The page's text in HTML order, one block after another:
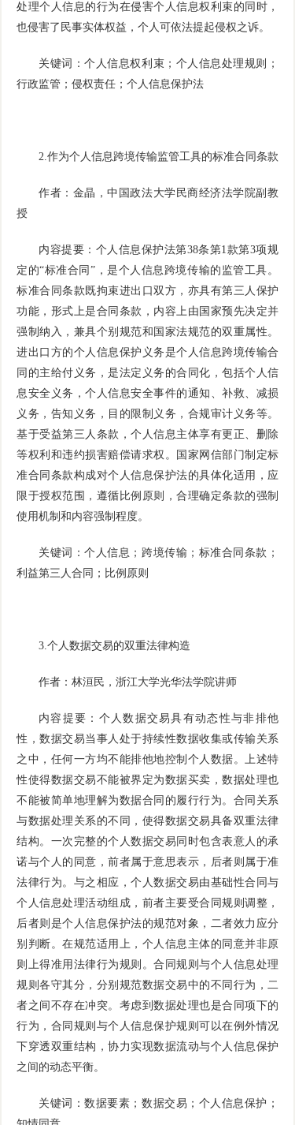
处理个人信息的行为在侵害个人信息权利束的同时，
也侵害了民事实体权益，个人可依法提起侵权之诉。
关键词：个人信息权利束；个人信息处理规则；
行政监管；侵权责任；个人信息保护法
2.作为个人信息跨境传输监管工具的标准合同条款
作者：金晶，中国政法大学民商经济法学院副教
授
内容提要：个人信息保护法第38条第1款第3项规
定的“标准合同”，是个人信息跨境传输的监管工具。
标准合同条款既拘束进出口双方，亦具有第三人保护
功能，形式上是合同条款，内容上由国家预先决定并
强制纳入，兼具个别规范和国家法规范的双重属性。
进出口方的个人信息保护义务是个人信息跨境传输合
同的主给付义务，是法定义务的合同化，包括个人信
息安全义务，个人信息安全事件的通知、补救、减损
义务，告知义务，目的限制义务，合规审计义务等。
基于受益第三人条款，个人信息主体享有更正、删除
等权利和违约损害赔偿请求权。国家网信部门制定标
准合同条款构成对个人信息保护法的具体化适用，应
限于授权范围，遵循比例原则，合理确定条款的强制
使用机制和内容强制程度。
关键词：个人信息；跨境传输；标准合同条款；
利益第三人合同；比例原则
3.个人数据交易的双重法律构造
作者：林洹民，浙江大学光华法学院讲师
内容提要：个人数据交易具有动态性与非排他
性，数据交易当事人处于持续性数据收集或传输关系
之中，任何一方均不能排他地控制个人数据。上述特
性使得数据交易不能被界定为数据买卖，数据处理也
不能被简单地理解为数据合同的履行行为。合同关系
与数据处理关系的不同，使得数据交易具备双重法律
结构。一次完整的个人数据交易同时包含表意人的承
诺与个人的同意，前者属于意思表示，后者则属于准
法律行为。与之相应，个人数据交易由基础性合同与
个人信息处理活动组成，前者主要受合同规则调整，
后者则是个人信息保护法的规范对象，二者效力应分
别判断。在规范适用上，个人信息主体的同意并非原
则上得准用法律行为规则。合同规则与个人信息处理
规则各守其分，分别规范数据交易中的不同行为，二
者之间不存在冲突。考虑到数据处理也是合同项下的
行为，合同规则与个人信息保护规则可以在例外情况
下穿透双重结构，协力实现数据流动与个人信息保护
之间的动态平衡。
关键词：数据要素；数据交易；个人信息保护；